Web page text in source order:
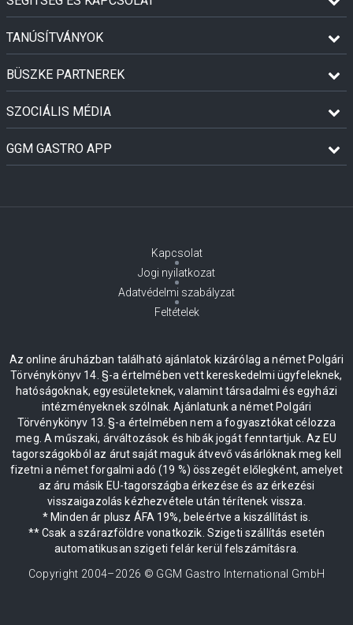
TANÚSÍTVÁNYOK
BÜSZKE PARTNEREK
SZOCIÁLIS MÉDIA
GGM GASTRO APP
Kapcsolat
Jogi nyilatkozat
Adatvédelmi szabályzat
Feltételek
Az online áruházban található ajánlatok kizárólag a német Polgári
Törvénykönyv 14. §-a értelmében vett kereskedelmi ügyfeleknek,
hatóságoknak, egyesületeknek, valamint társadalmi és egyházi
intézményeknek szólnak. Ajánlatunk a német Polgári
Törvénykönyv 13. §-a értelmében nem a fogyasztókat célozza
meg. A műszaki, árváltozások és hibák jogát fenntartjuk. Az EU
tagországokból az árut saját maguk átvevő vásárlóknak meg kell
fizetni a német forgalmi adó (19 %) összegét előlegként, amelyet
az áru másik EU-tagországba érkezése és az érkezési
visszaigazolás kézhezvétele után térítenek vissza.
* Minden ár plusz ÁFA 19%, beleértve a kiszállítást is.
** Csak a szárazföldre vonatkozik. Szigeti szállítás esetén
automatikusan szigeti felár kerül felszámításra.
Copyright 2004–2026 © GGM Gastro International GmbH